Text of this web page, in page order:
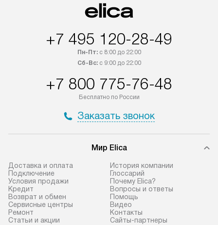
быть отправлены покупателю
интересен товар «Под заказ»,
приобретения с менеджером сайта.
доставляются бесплатно
по Москве в пределах МКАД,
не предусмотрена.
доставки доставит упакованный
прибор до двери или прихожей.
Если необходимо переместить
прибор до места установки,
пожалуйста, предварительно
уточните это с менеджером.
За данную услугу взимается
по монтажу
материалы.
к воде, крана и
+7 495 120-28-49
Пн-Пт:с 8:00 до 22:00
Сб-Вс:с 9:00 до 22:00
+7 800 775-76-48
Бесплатно по России
Заказать звонок
Мир Elica
Доставка и оплата
Подключение
Условия продажи
Кредит
Возврат и обмен
Сервисные центры
Ремонт
Статьи и акции
История компании
Глоссарий
Почему Elica?
Вопросы и ответы
Помощь
Видео
Контакты
Сайты-партнеры